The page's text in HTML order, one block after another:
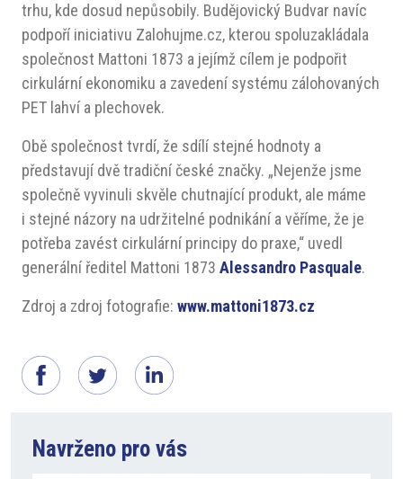
trhu, kde dosud nepůsobily. Budějovický Budvar navíc
podpoří iniciativu Zalohujme.cz, kterou spoluzakládala
společnost Mattoni 1873 a jejímž cílem je podpořit
cirkulární ekonomiku a zavedení systému zálohovaných
PET lahví a plechovek.
Obě společnost tvrdí, že sdílí stejné hodnoty a
představují dvě tradiční české značky. „Nejenže jsme
společně vyvinuli skvěle chutnající produkt, ale máme
i stejné názory na udržitelné podnikání a věříme, že je
potřeba zavést cirkulární principy do praxe,“ uvedl
generální ředitel Mattoni 1873 Alessandro Pasquale.
Zdroj a zdroj fotografie: www.mattoni1873.cz
Navrženo pro vás